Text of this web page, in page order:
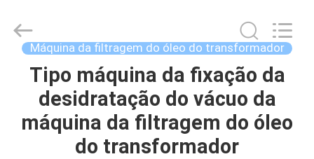
CASA
PRODUTOS
Purifier
Manufacture
Máquina da filtragem do óleo do transformador
Tipo máquina da fixação da
desidratação do vácuo da
máquina da filtragem do óleo
do transformador